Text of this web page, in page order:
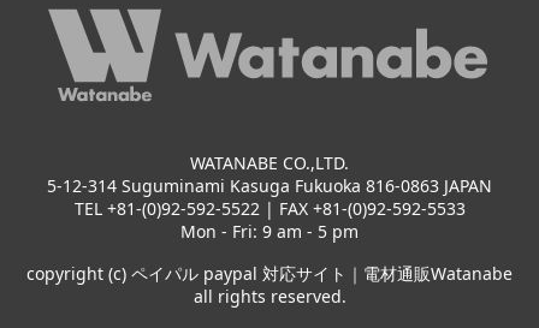
WATANABE CO.,LTD.
5-12-314 Suguminami Kasuga Fukuoka 816-0863 JAPAN
TEL +81-(0)92-592-5522 | FAX +81-(0)92-592-5533
Mon - Fri: 9 am - 5 pm
copyright (c) ペイパル paypal 対応サイト｜電材通販Watanabe
all rights reserved.